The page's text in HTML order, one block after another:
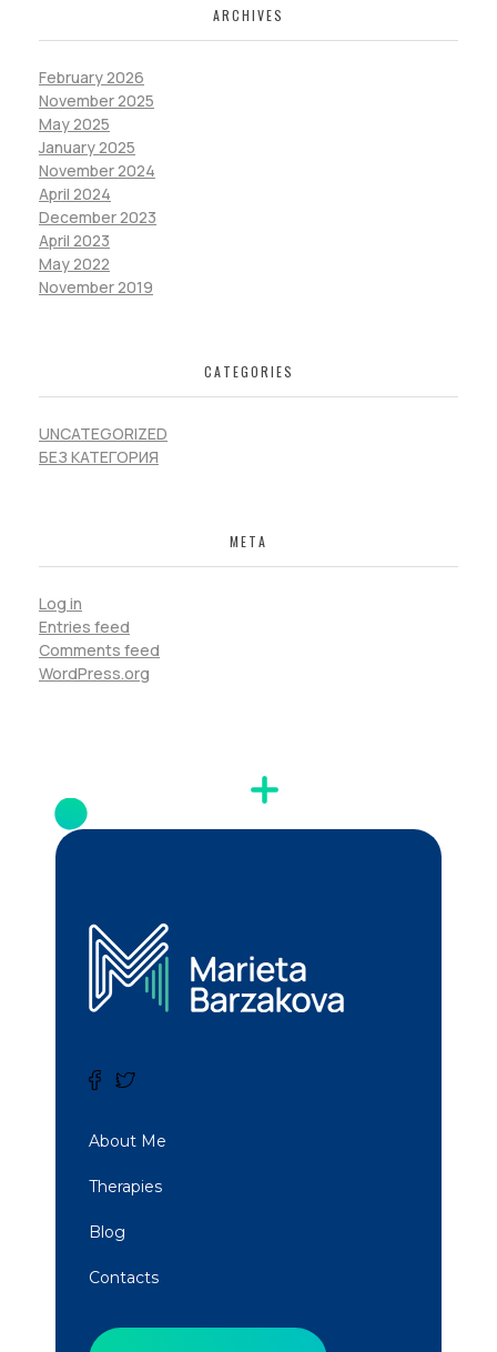
ARCHIVES
February 2026
November 2025
May 2025
January 2025
November 2024
April 2024
December 2023
April 2023
May 2022
November 2019
CATEGORIES
UNCATEGORIZED
БЕЗ КАТЕГОРИЯ
META
Log in
Entries feed
Comments feed
WordPress.org
About Me
Therapies
Blog
Contacts